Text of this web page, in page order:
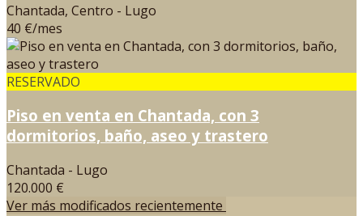
Chantada, Centro - Lugo
40 €/mes
RESERVADO
Piso en venta en Chantada, con 3
dormitorios, baño, aseo y trastero
Chantada - Lugo
120.000 €
Ver más modificados recientemente